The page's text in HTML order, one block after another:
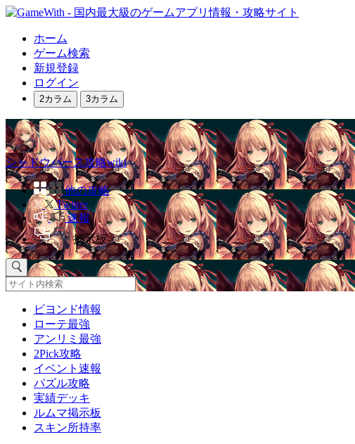
ホーム
ゲーム検索
新規登録
ログイン
2カラム 3カラム
シャドウバース攻略wiki
他の攻略
Twitter
速報
掲示板
ビヨンド情報
ローテ最強
アンリミ最強
2Pick攻略
イベント速報
パズル攻略
実績デッキ
ルムマ掲示板
スキン所持率